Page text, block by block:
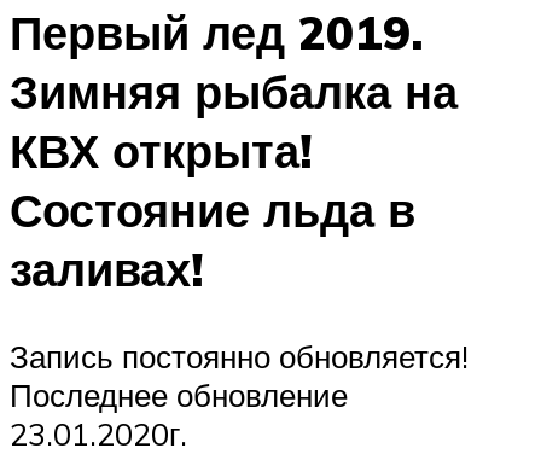
Первый лед 2019.
Зимняя рыбалка на
КВХ открыта!
Состояние льда в
заливах!
Запись постоянно обновляется!
Последнее обновление
23.01.2020г.